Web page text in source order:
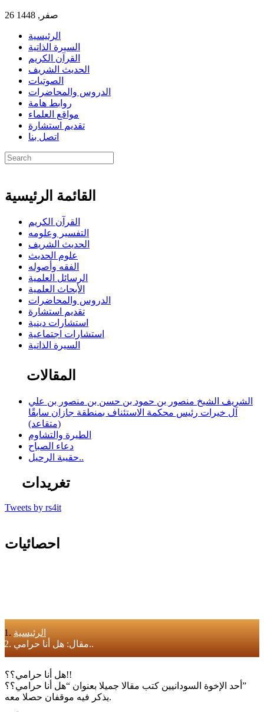
26 صفر, 1448
الرئيسية
السيرة الذاتية
القرآن الكريم
الحديث الشريف
الصوتيات
الدروس والمحاضرات
روابط هامة
مواقع العلماء
تقديم استشارة
اتصل بنا
القائمة الرئيسية
القرآن الكريم
التفسير وعلومه
الحديث الشريف
علوم الحديث
الفقه وأصوله
الرسائل العلمية
الأبحاث العلمية
الدروس والمحاضرات
تقديم استشارة
استشارات دينية
استشارات اجتماعية
السيرة الذاتية
المقالات
الشريف الشيخ منصور بن حمود بن حسن بن منصور بن علي
آل خيرات رئيس محكمة الاستئناف بمنطقة جازان سابقًا
(متقاعد)
الطيرة والتشاوم
دعاء الصباح
حقيبة الرحيل..
تغريدات
Tweets by rs4it
احصائيات
الرئيسية
مقال: هل أنا حرامي..
هل أنا حرامي؟؟!!
أحد الإخوة السودانيين كتب مقالا جميلا بعنوان “هل أنا حرامي؟؟”
يذكر فيه موقفان حصلا معه.